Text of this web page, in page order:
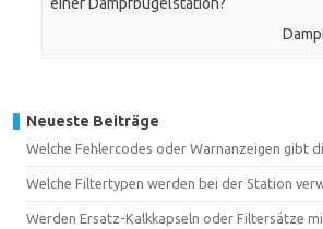
einer Dampfbügelstation?
Neueste Beiträge
Welche Fehlercodes oder Warnanzeigen gibt
Welche Filtertypen werden bei der Station
Werden Ersatz-Kalkkapseln oder Filtersätze